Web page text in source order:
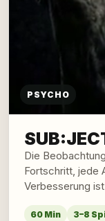
PSYCHO
Die
Fortschritt, jede
Verbesserung
60 Min 3–8